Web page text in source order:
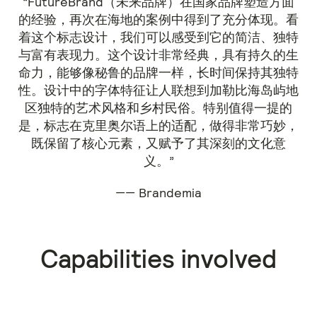
的经验，再次在海地的案例中得到了充分体现。看
着这个标志设计，我们可以感受到它的简洁、独特
与富有表现力。这个设计非常经典，具有持久的生
命力，能够像秘鲁的品牌一样，长时间保持其独特
性。设计中的字体特征让人联想到加勒比海岛屿地
区独特的艺术风格和乡村民俗。特别值得一提的
是，标志在克里奥尔语上的适配，做得非常巧妙，
既保留了核心元素，又赋予了其深刻的文化意
义。”
—— Brandemia
Capabilities involved